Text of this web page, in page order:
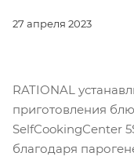
27 апреля 2023
RATIONAL
приготовления
SelfCookingCenter
благодаря